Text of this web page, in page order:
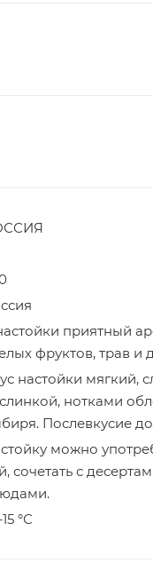
приятный
фруктов, трав и
настойки мягкий,
нотками
Послевкусие
можно
сочетать с
°С